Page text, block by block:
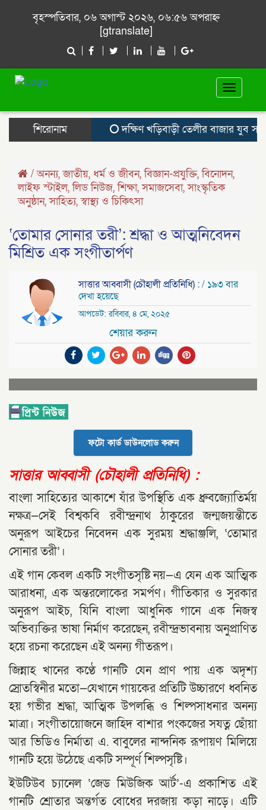
বৃহস্পতিবার, ০৬ অগাস্ট ২০২৬, ০৬:৫৬ অপরাহ্ন
[gtranslate]
Toggle
শিরোনাম
দক্ষিণ খড়িবাড়ী তেলীর বাজার যুব
/অনন্য,জাতীয়, ধর্ম ও জীবন,বিজ্ঞান-প্রযুক্তি,বিনোদন,
লাইফ স্টাইল,লিড নিউজ,শিক্ষা,সমাজসেবা,সাংস্কৃতিক
অনুষ্ঠান,সাহিত্য,স্বাস্থ্য ও চিকিৎসা
‘তোমার সোনার তরী’: শ্রদ্ধা ও আত্মনিবেদন
মিশ্রিত এক সংগীতার্পণ
সাত্তার আব্বাসী (চৌহালী প্রতিনিধি) :/ ১৯৩ বার
দেখা হয়েছে
আপডেট: রবিবার, ৪ মে, ২০২৫
শেয়ার করুন
ফটো কার্ড ডাউনলোড করুন
সাত্তার আব্বাসী (চৌহালী প্রতিনিধি) :
বাংলা সাহিত্যের আকাশে যাঁর উপস্থিতি এক ধ্রুবজ্যোতির্ময়
নক্ষত্র—সেই বিশ্বকবি রবীন্দ্রনাথ ঠাকুরের জন্মজয়ন্তীতে
অনুরূপ আইচের নিবেদন এক সুরময় শ্রদ্ধাঞ্জলি, ‘তোমার
সোনার তরী’।
এই গান কেবল একটি সংগীতসৃষ্টি নয়—এ যেন এক আত্মিক
আরাধনা, এক অন্তরলোকের সমর্পণ। গীতিকার ও সুরকার
অনুরূপ আইচ, যিনি বাংলা আধুনিক গানে এক নিজস্ব
অভিব্যক্তির ভাষা নির্মাণ করেছেন, রবীন্দ্রভাবনায় অনুপ্রাণিত
হয়ে রচনা করেছেন এই অনন্য গীতরূপ।
জিন্নাহ খানের কণ্ঠে গানটি যেন প্রাণ পায় এক অদৃশ্য
স্রোতস্বিনীর মতো—যেখানে গায়কের প্রতিটি উচ্চারণে ধ্বনিত
হয় গভীর শ্রদ্ধা, আত্মিক উপলব্ধি ও শিল্পসাধনার অনন্য
মাত্রা। সংগীতায়োজনে জাহিদ বাশার পংকজের সযত্ন ছোঁয়া
আর ভিডিও নির্মাতা এ. বাবুলের নান্দনিক রূপায়ণ মিলিয়ে
গানটি হয়ে উঠেছে একটি সম্পূর্ণ শিল্পসৃষ্টি।
ইউটিউব চ্যানেল ‘জেড মিউজিক আর্ট’-এ প্রকাশিত এই
গানটি শ্রোতার অন্তর্গত বোধের দরজায় কড়া নাড়ে। এটি